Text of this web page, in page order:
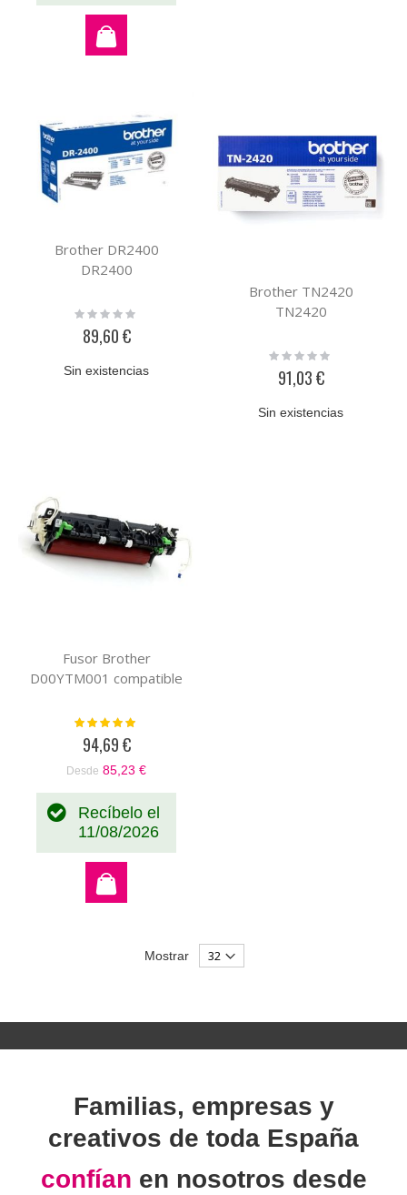
Brother DR2400
DR2400
Rating:
89,60 €
Sin existencias
Brother TN2420
TN2420
Rating:
91,03 €
Sin existencias
Fusor Brother
D00YTM001 compatible
Valoración:
94,69 €
Desde 85,23 €
Recíbelo el
11/08/2026
Mostrar
Familias, empresas y
creativos de toda España
confían en nosotros desde